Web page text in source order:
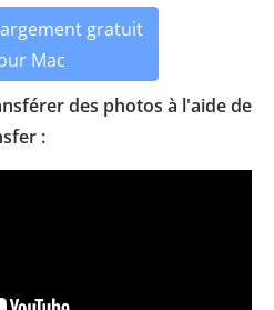
gratuit
Mac
des photos à l'aide de
: